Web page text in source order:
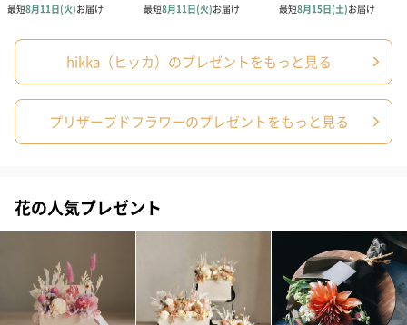
メッセージカード（通常・写真・グリーティング）
誕生日や結婚祝い・出産祝いなど、様々なシーンのメッセージカ
ードを同梱します。
hikka（ヒッカ）のプレゼントをもっと見る
プリザーブドフラワーのプレゼントをもっと見る
花の人気プレゼント